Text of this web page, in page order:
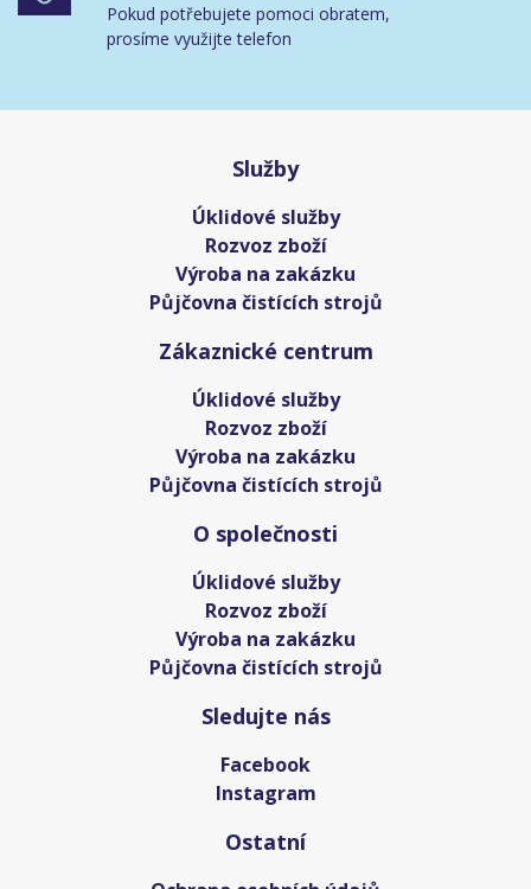
Pokud potřebujete pomoci obratem,
prosíme využijte telefon
Služby
Úklidové služby
Rozvoz zboží
Výroba na zakázku
Půjčovna čistících strojů
Zákaznické centrum
Úklidové služby
Rozvoz zboží
Výroba na zakázku
Půjčovna čistících strojů
O společnosti
Úklidové služby
Rozvoz zboží
Výroba na zakázku
Půjčovna čistících strojů
Sledujte nás
Facebook
Instagram
Ostatní